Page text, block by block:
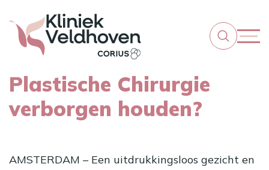
Plastische Chirurgie
verborgen houden?
AMSTERDAM – Een uitdrukkingsloos gezicht en